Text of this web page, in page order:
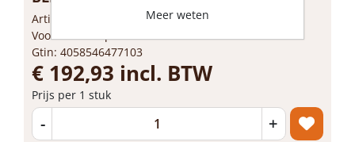
Artikelnummer: 1707160
Voorraad: 4 Op voorraad
Gtin: 4058546477103
€ 192,93 incl. BTW
Prijs per 1 stuk
- +
Meer weten